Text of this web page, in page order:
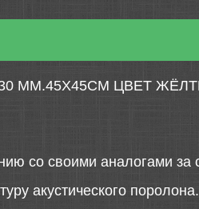
30 ММ.45Х45СМ ЦВЕТ
со своими аналогами за
акустического поролона.